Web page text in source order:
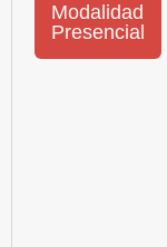
Modalidad
Presencial